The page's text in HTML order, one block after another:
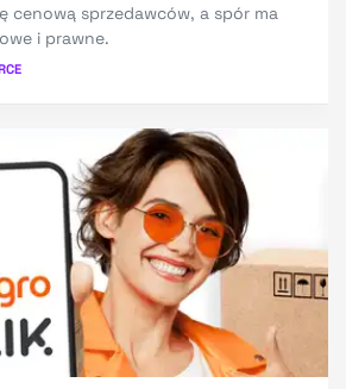
cenową sprzedawców, a spór ma
i prawne.